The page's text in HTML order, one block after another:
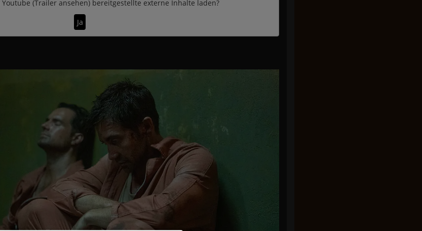
Youtube (Trailer ansehen) bereitgestellte externe Inhalte laden?
Ja